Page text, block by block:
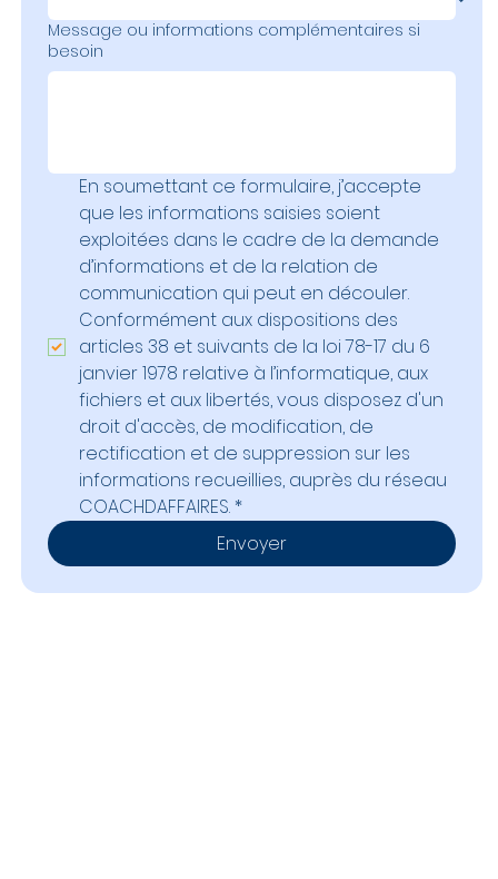
Message ou informations complémentaires si
besoin
En soumettant ce formulaire, j’accepte
que les informations saisies soient
exploitées dans le cadre de la demande
d’informations et de la relation de
communication qui peut en découler.
Conformément aux dispositions des
articles 38 et suivants de la loi 78-17 du 6
janvier 1978 relative à l’informatique, aux
fichiers et aux libertés, vous disposez d'un
droit d'accès, de modification, de
rectification et de suppression sur les
informations recueillies, auprès du réseau
COACHDAFFAIRES. *
Envoyer